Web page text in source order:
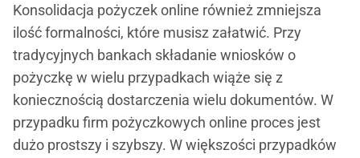
Konsolidacja pożyczek online również zmniejsza
ilość formalności, które musisz załatwić. Przy
tradycyjnych bankach składanie wniosków o
pożyczkę w wielu przypadkach wiąże się z
koniecznością dostarczenia wielu dokumentów. W
przypadku firm pożyczkowych online proces jest
dużo prostszy i szybszy. W większości przypadków